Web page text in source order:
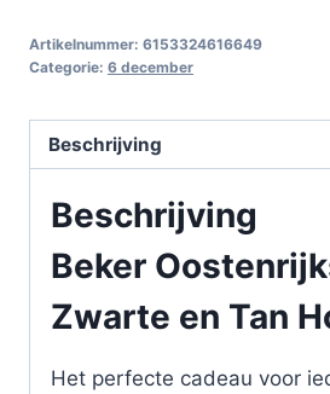
Artikelnummer: 6153324616649
Categorie: 6 december
Beschrijving
Beschrijving
Beker
Zwarte en Tan
Het perfecte cadeau voor